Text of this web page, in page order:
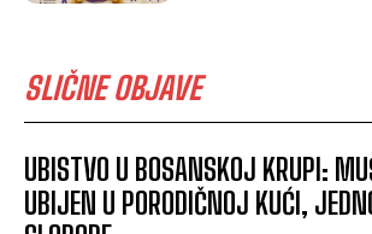
SLIČNE OBJAVE
UBISTVO U BOSANSKOJ KRUPI:
UBIJEN U PORODIČNOJ KUĆI,